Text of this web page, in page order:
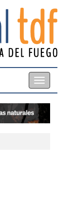
Toggle
navigation